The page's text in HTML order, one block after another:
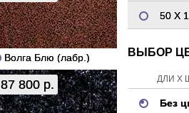
Волга Блю (лабр.)
87 800 р.
50 Х
ВЫБОР
ДЛИ Х
Без